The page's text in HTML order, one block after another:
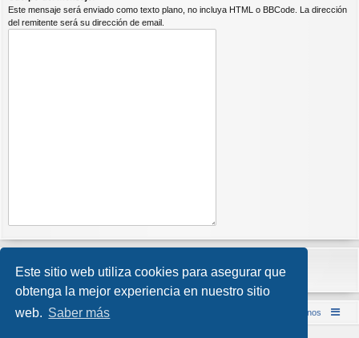
Este sitio web utiliza cookies para asegurar que
obtenga la mejor experiencia en nuestro sitio
web. Saber más
Este mensaje será enviado como texto plano, no incluya HTML o BBCode. La dirección
del remitente será su dirección de email.
Inicio (Web) Foro Punta de Lanza Wargames Contáctenos